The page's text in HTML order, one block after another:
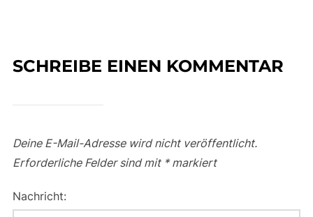
SCHREIBE EINEN KOMMENTAR
Deine E-Mail-Adresse wird nicht veröffentlicht.
Erforderliche Felder sind mit *markiert
Nachricht: